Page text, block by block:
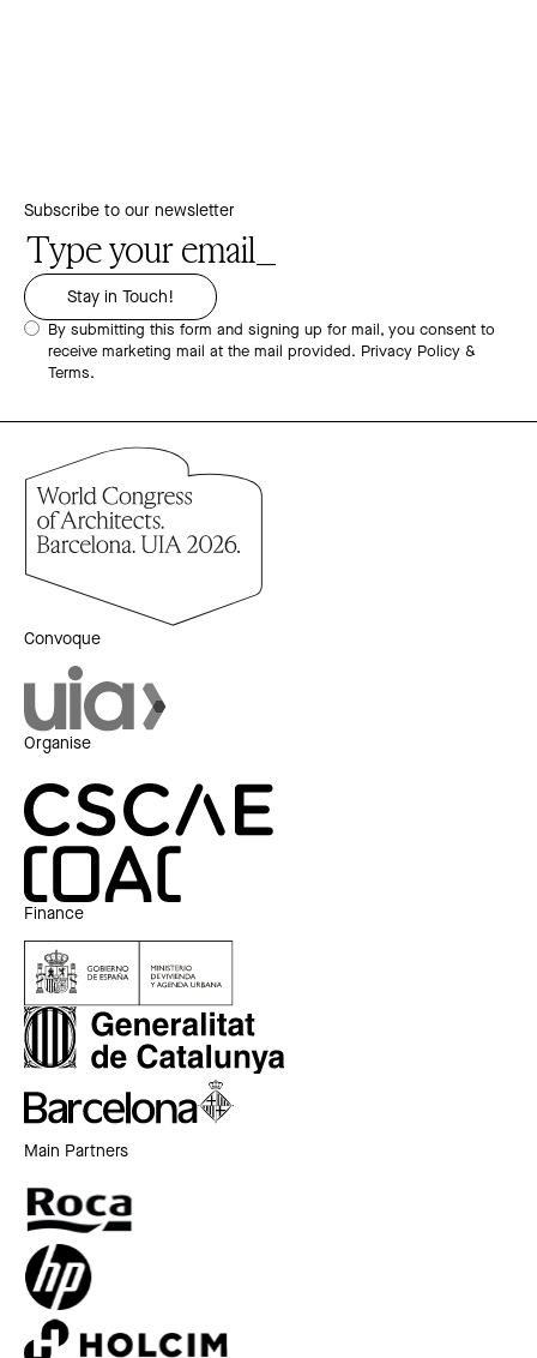
Subscribe to our newsletter
By submitting this form and signing up for mail, you consent to
receive marketing mail at the mail provided. Privacy Policy &
Terms.
Convoque
Organise
Finance
Main Partners